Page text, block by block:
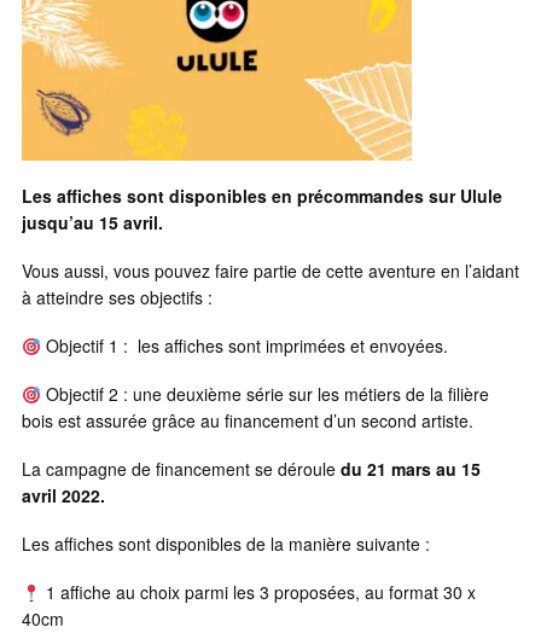
Les affiches sont disponibles en précommandes sur Ulule
jusqu’au 15 avril.
Vous aussi, vous pouvez faire partie de cette aventure en l’aidant
à atteindre ses objectifs :
Objectif 1 : les affiches sont imprimées et envoyées.
Objectif 2 : une deuxième série sur les métiers de la filière
bois est assurée grâce au financement d’un second artiste.
La campagne de financement se déroule du 21 mars au 15
avril 2022.
Les affiches sont disponibles de la manière suivante :
1 affiche au choix parmi les 3 proposées, au format 30 x
40cm